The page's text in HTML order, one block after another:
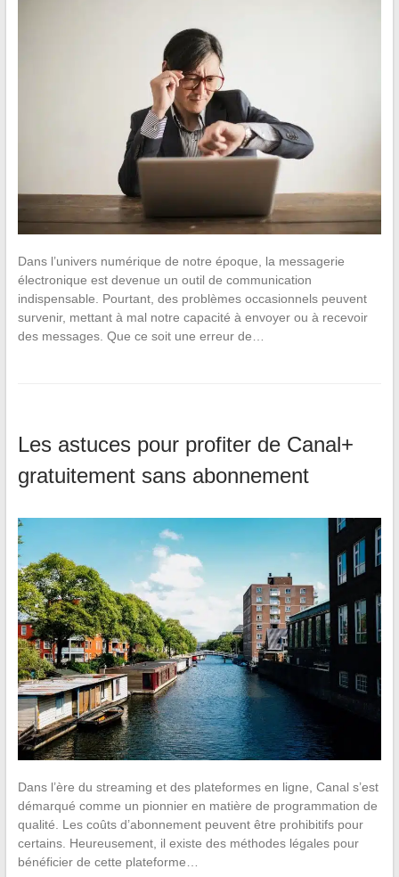
Dans l’univers numérique de notre époque, la messagerie
électronique est devenue un outil de communication
indispensable. Pourtant, des problèmes occasionnels peuvent
survenir, mettant à mal notre capacité à envoyer ou à recevoir
des messages. Que ce soit une erreur de…
Les astuces pour profiter de Canal+
gratuitement sans abonnement
Dans l’ère du streaming et des plateformes en ligne, Canal s’est
démarqué comme un pionnier en matière de programmation de
qualité. Les coûts d’abonnement peuvent être prohibitifs pour
certains. Heureusement, il existe des méthodes légales pour
bénéficier de cette plateforme…